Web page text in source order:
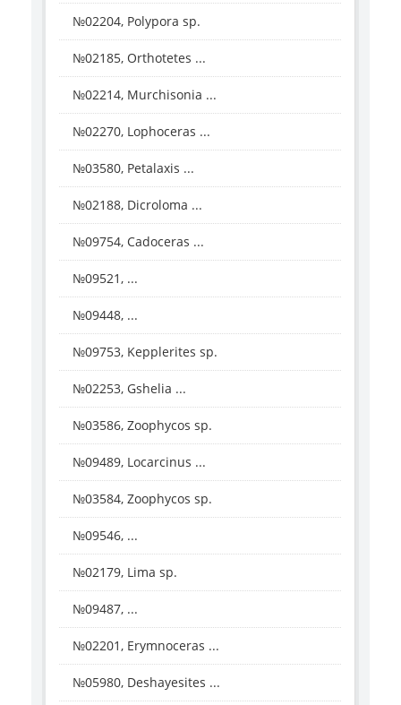
№02204, Polypora sp.
№02185, Orthotetes ...
№02214, Murchisonia ...
№02270, Lophoceras ...
№03580, Petalaxis ...
№02188, Dicroloma ...
№09754, Cadoceras ...
№09521, ...
№09448, ...
№09753, Kepplerites sp.
№02253, Gshelia ...
№03586, Zoophycos sp.
№09489, Locarcinus ...
№03584, Zoophycos sp.
№09546, ...
№02179, Lima sp.
№09487, ...
№02201, Erymnoceras ...
№05980, Deshayesites ...